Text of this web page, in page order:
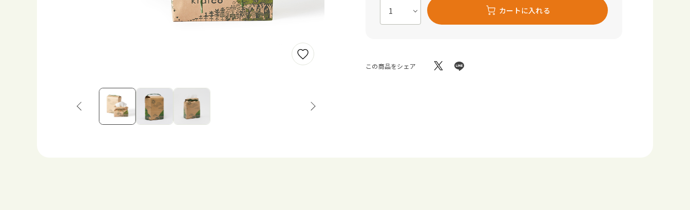
カートに入れる
この商品をシェア